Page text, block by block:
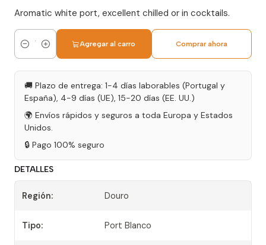
Aromatic white port, excellent chilled or in cocktails.
Cantidad
Agregar al carro Comprar ahora
🚚 Plazo de entrega: 1-4 días laborables (Portugal y
España), 4-9 días (UE), 15-20 días (EE. UU.)
🌍 Envíos rápidos y seguros a toda Europa y Estados
Unidos.
🔒 Pago 100% seguro
DETALLES
Región: Douro
Tipo: Port Blanco